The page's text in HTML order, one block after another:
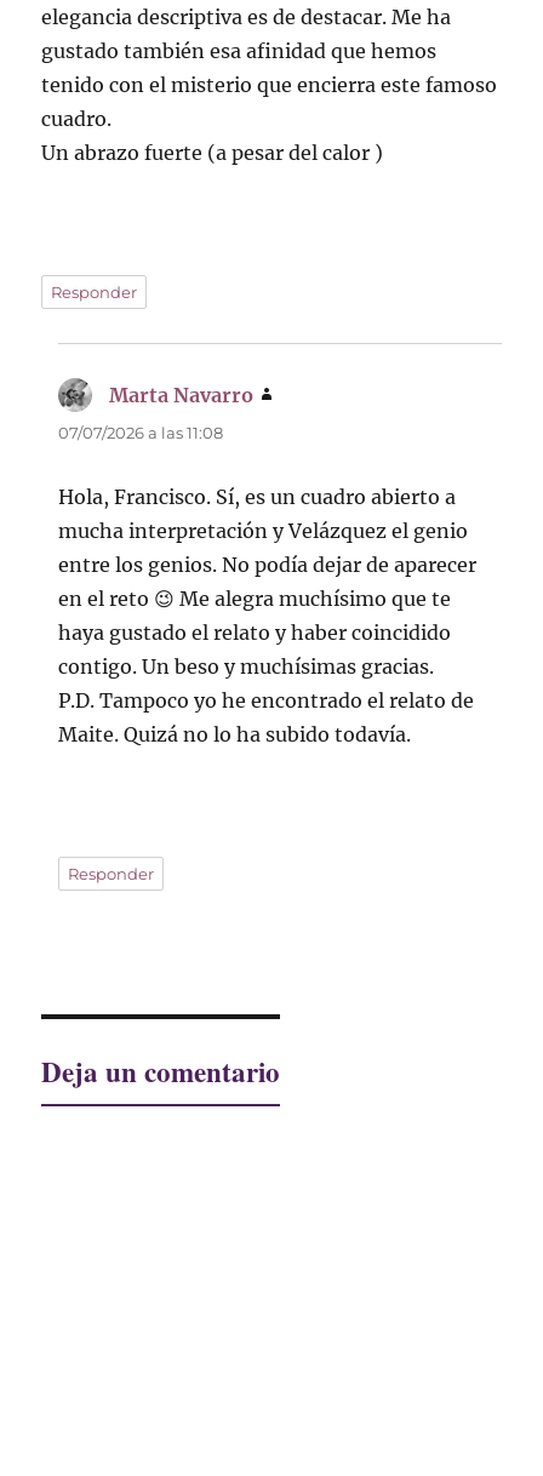
elegancia descriptiva es de destacar. Me ha
gustado también esa afinidad que hemos
tenido con el misterio que encierra este famoso
cuadro.
Un abrazo fuerte (a pesar del calor )
Responder
Marta Navarro
07/07/2026 a las 11:08
Hola, Francisco. Sí, es un cuadro abierto a
mucha interpretación y Velázquez el genio
entre los genios. No podía dejar de aparecer
en el reto 😉 Me alegra muchísimo que te
haya gustado el relato y haber coincidido
contigo. Un beso y muchísimas gracias.
P.D. Tampoco yo he encontrado el relato de
Maite. Quizá no lo ha subido todavía.
Responder
Deja un comentario